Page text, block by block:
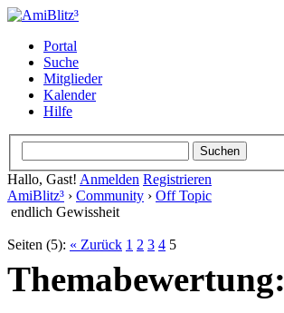
Portal
Suche
Mitglieder
Kalender
Hilfe
Hallo, Gast! Anmelden Registrieren
AmiBlitz³ › Community › Off Topic
endlich Gewissheit
Seiten (5): « Zurück 1 2 3 4 5
Themabewertung: